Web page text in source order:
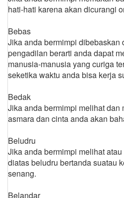
hati-hati karena akan dicurangi
Bebas
Jika anda bermimpi dibebaskan
pengadilan berarti anda dapat
manusia-manusia yang curiga
seketika waktu anda bisa kerja
Bedak
Jika anda bermimpi melihat dan
asmara dan cinta anda akan
Beludru
Jika anda bermimpi melihat
diatas beludru bertanda suatau
senang.
Belandar